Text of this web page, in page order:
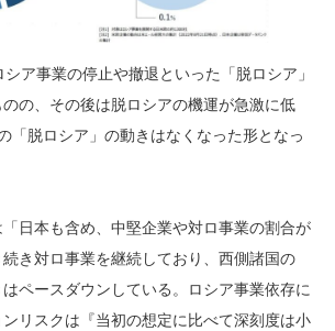
ア事業の停止や撤退といった「脱ロシア」
の、その後は脱ロシアの機運が急激に低
「脱ロシア」の動きはなくなった形となっ
日本も含め、中堅企業や対ロ事業の割合が
き対ロ事業を継続しており、西側諸国の
はペースダウンしている。ロシア事業依存に
リスクは『当初の想定に比べて深刻度は小